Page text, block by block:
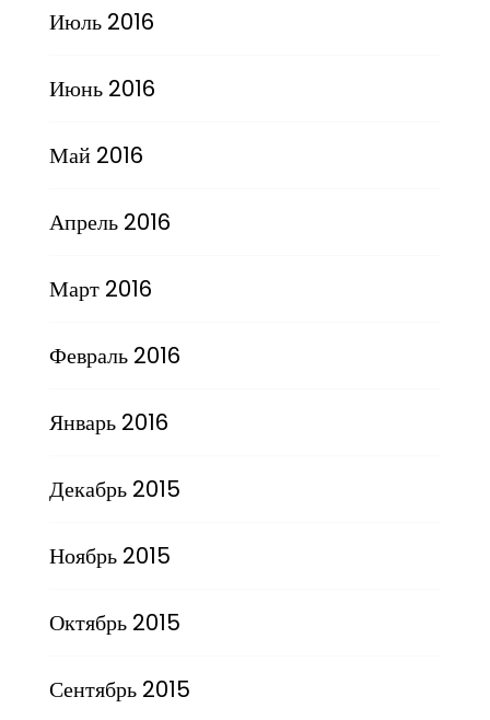
Июль 2016
Июнь 2016
Май 2016
Апрель 2016
Март 2016
Февраль 2016
Январь 2016
Декабрь 2015
Ноябрь 2015
Октябрь 2015
Сентябрь 2015